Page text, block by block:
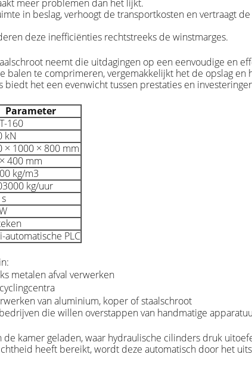
meer problemen dan het lijkt.
in beslag, verhoogt de transportkosten en vertraagt
deze inefficiënties rechtstreeks de winstmarges.
neemt die uitdagingen op een eenvoudige en
balen te comprimeren, vergemakkelijkt het de opslag
het een evenwicht tussen prestaties en
Parameter
160
kN
× 1000 × 800 mm
400 mm
kg/m3
kg/uur
automatische PLC
metalen afval verwerken
van aluminium, koper of staalschroot
die willen overstappen van handmatige
kamer geladen, waar hydraulische cilinders druk
heeft bereikt, wordt deze automatisch door het